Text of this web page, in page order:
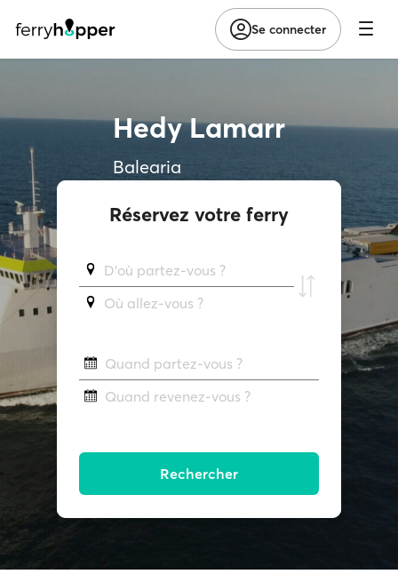
Se connecter
Hedy Lamarr
Balearia
Réservez votre ferry
D'où partez-vous ?
Où allez-vous ?
Quand partez-vous ?
Quand revenez-vous ?
Rechercher